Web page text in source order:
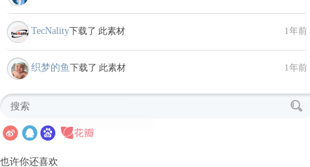
TecNality下载了 此素材 1年前
织梦的鱼下载了 此素材 1年前
也许你还喜欢